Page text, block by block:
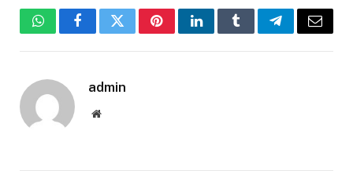
WhatsAppFacebookTwitterPinterestLinkedInTumblrTelegramEmail
admin
Website